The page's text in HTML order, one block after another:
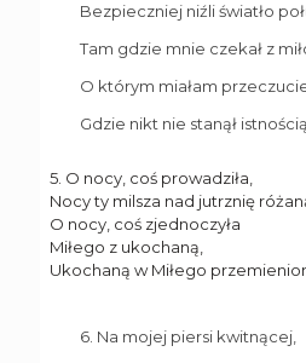
Bezpieczniej niźli światło
Tam gdzie mnie czekał z
O którym miałam
Gdzie nikt nie stanął istnością.
5. O nocy, coś prowadziła,
Nocy ty milsza nad jutrznię
O nocy, coś zjednoczyła
Miłego z ukochaną,
Ukochaną w Miłego
6. Na mojej piersi kwitnącej,